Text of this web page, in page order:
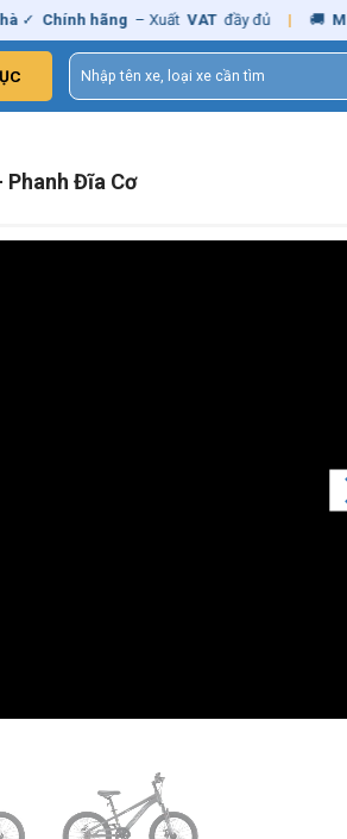
hãng – Xuất VAT đầy đủ | 🚚 Miễn phí
Tìm
kiếm:
Phanh Đĩa Cơ